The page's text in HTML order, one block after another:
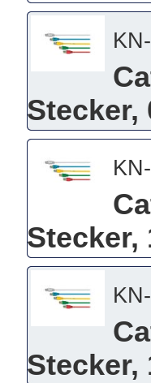
Stecker,
Stecker,
Stecker,